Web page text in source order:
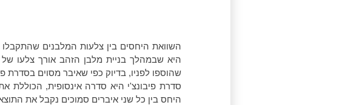
השוואת היחסים בין צלעות המלבנים שהתקבלו
היא שבמהלך בניית מלבן הזהב אורך צלעו
שהוספו לפניו, בדיוק כפי שאיבר מסוים בסדרת
היחס בין כל שני איברים סמוכים נקבל את